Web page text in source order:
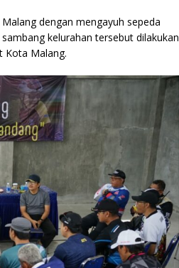
dengan mengayuh sepeda
kelurahan tersebut dilakukan
Kota Malang.